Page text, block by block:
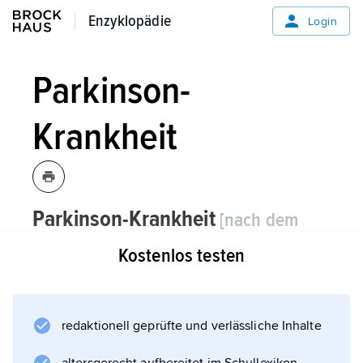
Enzyklopädie
Enzyklopädie Login
Parkinson-
Krankheit
Parkinson-Krankheit [nach dem
britischen Arzt James Parkinson,
* 1755, † 1824],Paralysis agitans,
neurologische Erkrankung.
Kostenlos testen
redaktionell geprüfte und verlässliche Inhalte